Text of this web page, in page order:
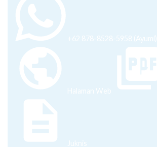
+62 878-8528-5958 (Ayumi)
Halaman Web
Juknis